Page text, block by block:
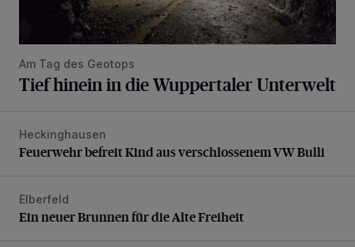
Am Tag des Geotops
Tief hinein in die Wuppertaler Unterwelt
Feuerwehr befreit Kind aus verschlossenem VW Bulli
Heckinghausen
Feuerwehr befreit Kind aus verschlossenem VW Bulli
Ein neuer Brunnen für die Alte Freiheit
Elberfeld
Ein neuer Brunnen für die Alte Freiheit